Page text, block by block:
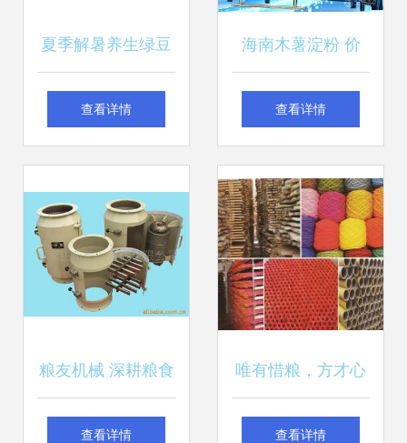
夏季解暑养生绿豆
五谷杂粮粮食png
下载 38.82mb 食物
饮品 大全 生活工
作
查看详情
海南木薯淀粉 价
格、型号与市场应
查看详情
粮友机械 深耕粮食
加工设备，助力粮
查看详情
唯有惜粮，方才心
安——高清粮仓下
查看详情